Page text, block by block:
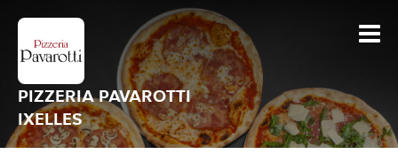
PIZZERIA PAVAROTTI
IXELLES